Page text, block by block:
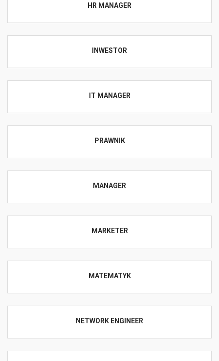
HR MANAGER
INWESTOR
IT MANAGER
PRAWNIK
MANAGER
MARKETER
MATEMATYK
NETWORK ENGINEER